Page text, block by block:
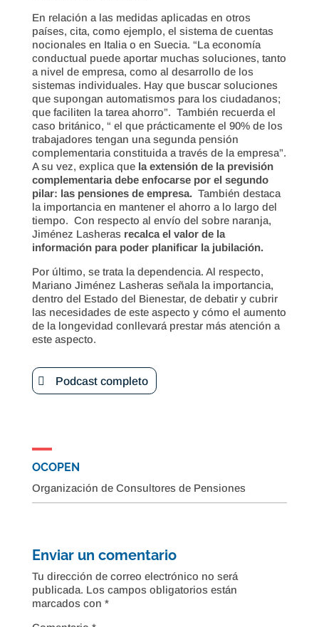
En relación a las medidas aplicadas en otros
países, cita, como ejemplo, el sistema de cuentas
nocionales en Italia o en Suecia. “La economía
conductual puede aportar muchas soluciones, tanto
a nivel de empresa, como al desarrollo de los
sistemas individuales. Hay que buscar soluciones
que supongan automatismos para los ciudadanos;
que faciliten la tarea ahorro”. También recuerda el
caso británico, “ el que prácticamente el 90% de los
trabajadores tengan una segunda pensión
complementaria constituida a través de la empresa”.
A su vez, explica que la extensión de la previsión
complementaria debe enfocarse por el segundo
pilar: las pensiones de empresa.También destaca
la importancia en mantener el ahorro a lo largo del
tiempo. Con respecto al envío del sobre naranja,
Jiménez Lasheras recalca el valor de la
información para poder planificar la jubilación.
Por último, se trata la dependencia. Al respecto,
Mariano Jiménez Lasheras señala la importancia,
dentro del Estado del Bienestar, de debatir y cubrir
las necesidades de este aspecto y cómo el aumento
de la longevidad conllevará prestar más atención a
este aspecto.
Podcast completo
OCOPEN
Organización de Consultores de Pensiones
Enviar un comentario
Tu dirección de correo electrónico no será
publicada. Los campos obligatorios están
marcados con *